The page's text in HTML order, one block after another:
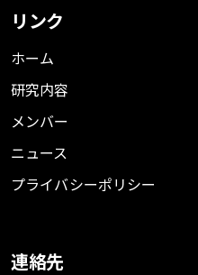
リンク
ホーム
研究内容
メンバー
ニュース
プライバシーポリシー
連絡先